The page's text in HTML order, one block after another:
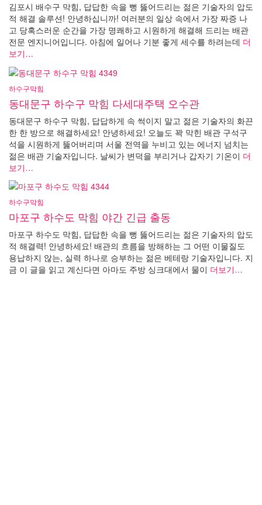
김포시 배수구 막힘, 답답한 속을 뻥 뚫어드리는 젊은 기술자의 압도
적 해결 솔루션! 안녕하십니까! 여러분의 일상 속에서 가장 짜증 나
고 당혹스러운 순간을 가장 명쾌하고 시원하게 해결해 드리는 배관
전문 엔지니어입니다. 아침에 일어나 기분 좋게 세수를 하려는데 더
보기…
하수구막힘
동대문구 하수구 막힘 다세대주택 오수관
동대문구 하수구 막힘, 답답하게 속 썩이지 말고 젊은 기술자의 화끈
한 한 방으로 해결하세요! 안녕하세요! 오늘도 꽉 막힌 배관 구석구
석을 시원하게 뚫어버리며 서울 전역을 누비고 있는 에너지 넘치는
젊은 배관 기술자입니다. 날씨가 변덕을 부리거나 갑자기 기온이 더
보기…
하수구막힘
마포구 하수도 막힘 야간 긴급 출동
마포구 하수도 막힘, 답답한 속을 뻥 뚫어드리는 젊은 기술자의 압도
적 해결력! 안녕하세요! 배관의 흐름을 방해하는 그 어떤 이물질도
용납하지 않는, 실력 하나로 승부하는 젊은 베테랑 기술자입니다. 지
금 이 글을 읽고 계신다면 아마도 주방 싱크대에서 물이 더보기…